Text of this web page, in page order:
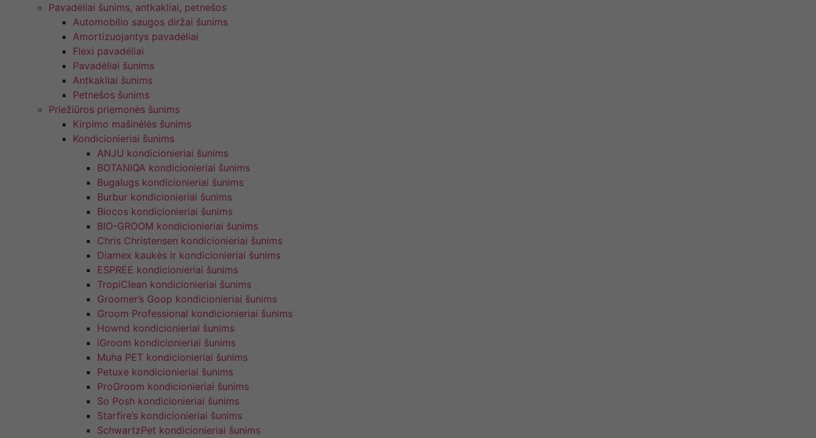
Pavadėliai šunims, antkakliai, petnešos
Automobilio saugos diržai šunims
Amortizuojantys pavadėliai
Flexi pavadėliai
Pavadėliai šunims
Antkakliai šunims
Petnešos šunims
Priežiūros priemonės šunims
Kirpimo mašinėlės šunims
Kondicionieriai šunims
ANJU kondicionieriai šunims
BOTANIQA kondicionieriai šunims
Bugalugs kondicionieriai šunims
Burbur kondicionieriai šunims
Biocos kondicionieriai šunims
BIO-GROOM kondicionieriai šunims
Chris Christensen kondicionieriai šunims
Diamex kaukės ir kondicionieriai šunims
ESPREE kondicionieriai šunims
TropiClean kondicionieriai šunims
Groomer’s Goop kondicionieriai šunims
Groom Professional kondicionieriai šunims
Hownd kondicionieriai šunims
iGroom kondicionieriai šunims
Muha PET kondicionieriai šunims
Petuxe kondicionieriai šunims
ProGroom kondicionieriai šunims
So Posh kondicionieriai šunims
Starfire’s kondicionieriai šunims
SchwartzPet kondicionieriai šunims